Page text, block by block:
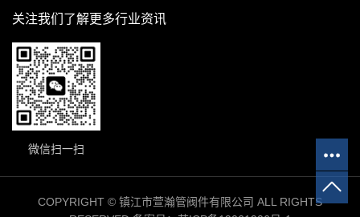
关注我们了解更多行业资讯
微信扫一扫
COPYRIGHT © 镇江市萱瀚管阀件有限公司 ALL RIGHTS